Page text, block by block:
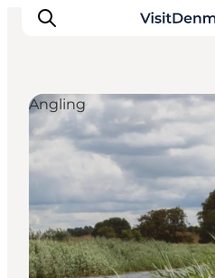
Inspiration
Resmål
Aktiviteter
Övernatta
Planera resan
Angling